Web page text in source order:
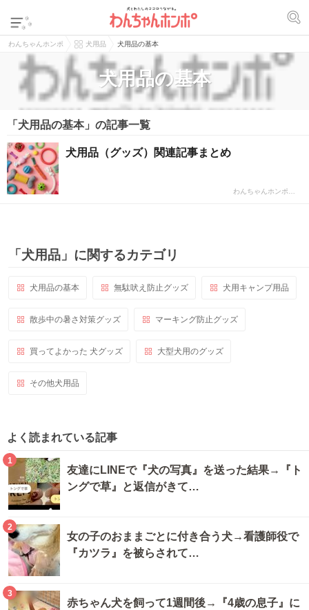
わんちゃんホンポ 犬用品 犬用品の基本
犬用品の基本
「犬用品の基本」の記事一覧
犬用品（グッズ）関連記事まとめ
わんちゃんホンポ…
「犬用品」に関するカテゴリ
犬用品の基本 無駄吠え防止グッズ 犬用キャンプ用品
散歩中の暑さ対策グッズ マーキング防止グッズ
買ってよかった 犬グッズ 大型犬用のグッズ
その他犬用品
よく読まれている記事
1
友達にLINEで『犬の写真』を送った結果→『ト
ングで草』と返信がきて…
2
女の子のおままごとに付き合う犬→看護師役で
『カツラ』を被らされて…
3
赤ちゃん犬を飼って1週間後→『4歳の息子』に